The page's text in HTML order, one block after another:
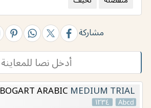
مشاركة
BOGART ARABIC MEDIUM TRIAL